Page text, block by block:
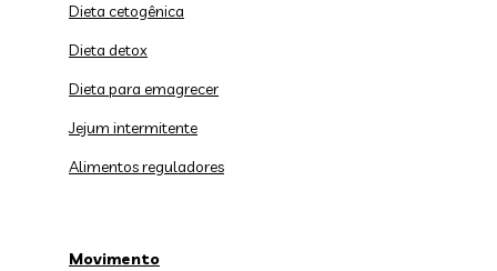
Dieta cetogênica
Dieta detox
Dieta para emagrecer
Jejum intermitente
Alimentos reguladores
Movimento